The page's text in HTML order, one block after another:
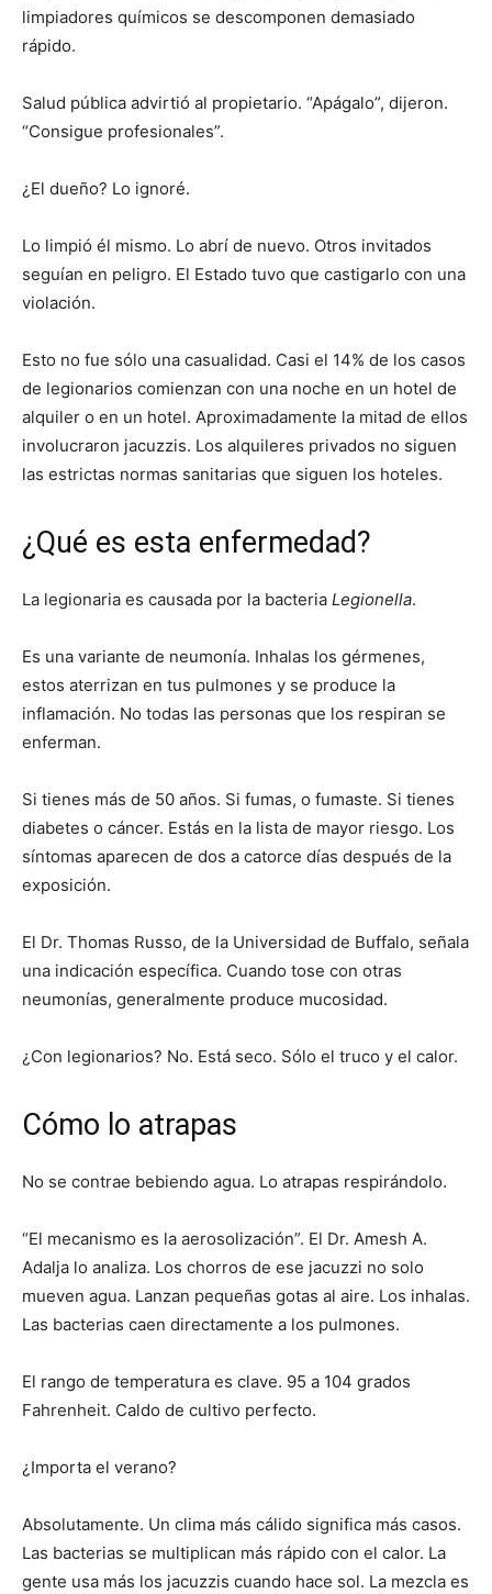
limpiadores químicos se descomponen demasiado
rápido.
Salud pública advirtió al propietario. “Apágalo”, dijeron.
“Consigue profesionales”.
¿El dueño? Lo ignoré.
Lo limpió él mismo. Lo abrí de nuevo. Otros invitados
seguían en peligro. El Estado tuvo que castigarlo con una
violación.
Esto no fue sólo una casualidad. Casi el 14% de los casos
de legionarios comienzan con una noche en un hotel de
alquiler o en un hotel. Aproximadamente la mitad de ellos
involucraron jacuzzis. Los alquileres privados no siguen
las estrictas normas sanitarias que siguen los hoteles.
¿Qué es esta enfermedad?
La legionaria es causada por la bacteria Legionella.
Es una variante de neumonía. Inhalas los gérmenes,
estos aterrizan en tus pulmones y se produce la
inflamación. No todas las personas que los respiran se
enferman.
Si tienes más de 50 años. Si fumas, o fumaste. Si tienes
diabetes o cáncer. Estás en la lista de mayor riesgo. Los
síntomas aparecen de dos a catorce días después de la
exposición.
El Dr. Thomas Russo, de la Universidad de Buffalo, señala
una indicación específica. Cuando tose con otras
neumonías, generalmente produce mucosidad.
¿Con legionarios? No. Está seco. Sólo el truco y el calor.
Cómo lo atrapas
No se contrae bebiendo agua. Lo atrapas respirándolo.
“El mecanismo es la aerosolización”. El Dr. Amesh A.
Adalja lo analiza. Los chorros de ese jacuzzi no solo
mueven agua. Lanzan pequeñas gotas al aire. Los inhalas.
Las bacterias caen directamente a los pulmones.
El rango de temperatura es clave. 95 a 104 grados
Fahrenheit. Caldo de cultivo perfecto.
¿Importa el verano?
Absolutamente. Un clima más cálido significa más casos.
Las bacterias se multiplican más rápido con el calor. La
gente usa más los jacuzzis cuando hace sol. La mezcla es